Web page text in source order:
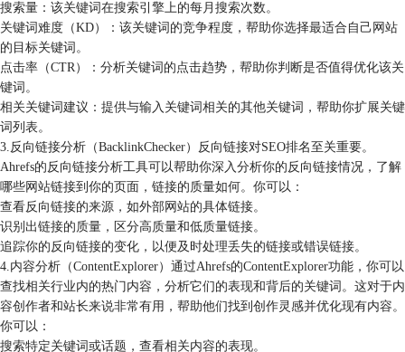
搜索量：该关键词在搜索引擎上的每月搜索次数。
关键词难度（KD）：该关键词的竞争程度，帮助你选择最适合自己网站
的目标关键词。
点击率（CTR）：分析关键词的点击趋势，帮助你判断是否值得优化该关
键词。
相关关键词建议：提供与输入关键词相关的其他关键词，帮助你扩展关键
词列表。
3.反向链接分析（BacklinkChecker）反向链接对SEO排名至关重要。
Ahrefs的反向链接分析工具可以帮助你深入分析你的反向链接情况，了解
哪些网站链接到你的页面，链接的质量如何。你可以：
查看反向链接的来源，如外部网站的具体链接。
识别出链接的质量，区分高质量和低质量链接。
追踪你的反向链接的变化，以便及时处理丢失的链接或错误链接。
4.内容分析（ContentExplorer）通过Ahrefs的ContentExplorer功能，你可以
查找相关行业内的热门内容，分析它们的表现和背后的关键词。这对于内
容创作者和站长来说非常有用，帮助他们找到创作灵感并优化现有内容。
你可以：
搜索特定关键词或话题，查看相关内容的表现。